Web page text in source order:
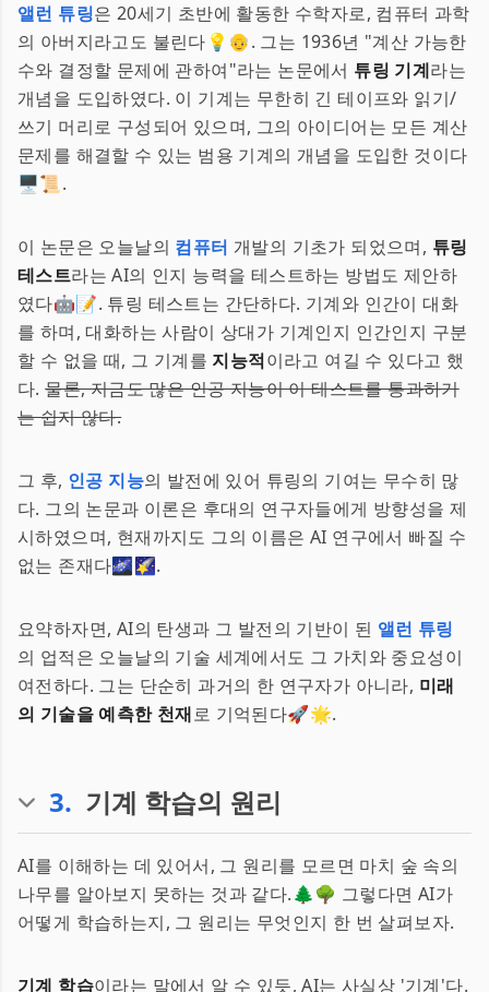
앨런 튜링은 20세기 초반에 활동한 수학자로, 컴퓨터 과학
의 아버지라고도 불린다💡👴. 그는 1936년 "계산 가능한
수와 결정할 문제에 관하여"라는 논문에서 튜링 기계라는
개념을 도입하였다. 이 기계는 무한히 긴 테이프와 읽기/
쓰기 머리로 구성되어 있으며, 그의 아이디어는 모든 계산
문제를 해결할 수 있는 범용 기계의 개념을 도입한 것이다
🖥️📜.
이 논문은 오늘날의 컴퓨터 개발의 기초가 되었으며, 튜링
테스트라는 AI의 인지 능력을 테스트하는 방법도 제안하
였다🤖📝. 튜링 테스트는 간단하다. 기계와 인간이 대화
를 하며, 대화하는 사람이 상대가 기계인지 인간인지 구분
할 수 없을 때, 그 기계를 지능적이라고 여길 수 있다고 했
다.물론, 지금도 많은 인공 지능이 이 테스트를 통과하기
는 쉽지 않다.
그 후, 인공 지능의 발전에 있어 튜링의 기여는 무수히 많
다. 그의 논문과 이론은 후대의 연구자들에게 방향성을 제
시하였으며, 현재까지도 그의 이름은 AI 연구에서 빠질 수
없는 존재다🌌🌠.
요약하자면, AI의 탄생과 그 발전의 기반이 된 앨런 튜링
의 업적은 오늘날의 기술 세계에서도 그 가치와 중요성이
여전하다. 그는 단순히 과거의 한 연구자가 아니라, 미래
의 기술을 예측한 천재로 기억된다🚀🌟.
3. 기계 학습의 원리
AI를 이해하는 데 있어서, 그 원리를 모르면 마치 숲 속의
나무를 알아보지 못하는 것과 같다.🌲🌳 그렇다면 AI가
어떻게 학습하는지, 그 원리는 무엇인지 한 번 살펴보자.
기계 학습이라는 말에서 알 수 있듯, AI는 사실상 '기계'다.